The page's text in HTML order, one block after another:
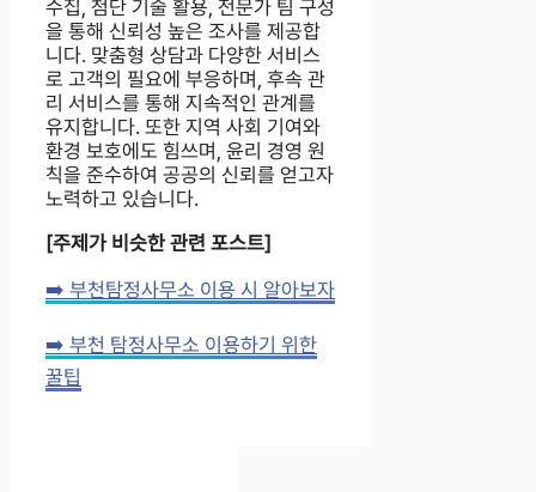
수집, 첨단 기술 활용, 전문가 팀 구성
을 통해 신뢰성 높은 조사를 제공합
니다. 맞춤형 상담과 다양한 서비스
로 고객의 필요에 부응하며, 후속 관
리 서비스를 통해 지속적인 관계를
유지합니다. 또한 지역 사회 기여와
환경 보호에도 힘쓰며, 윤리 경영 원
칙을 준수하여 공공의 신뢰를 얻고자
노력하고 있습니다.
[주제가 비슷한 관련 포스트]
➡️ 부천탐정사무소 이용 시 알아보자
➡️ 부천 탐정사무소 이용하기 위한
꿀팁